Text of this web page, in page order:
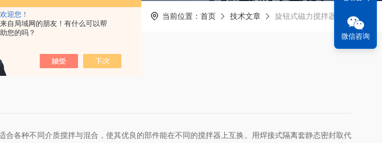
欢迎您！
来自局域网的朋友！有什么可以帮
助您的吗？
当前位置： 首页 技术文章 旋钮式磁力搅拌器应用
合各种不同介质搅拌与混合，使其优良的部件能在不同的搅拌器上互换。用焊接式隔离套静态密封取代
微信咨询